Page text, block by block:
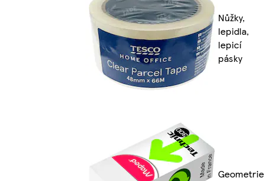
Nůžky,
lepidla,
lepicí
pásky
Geometrie